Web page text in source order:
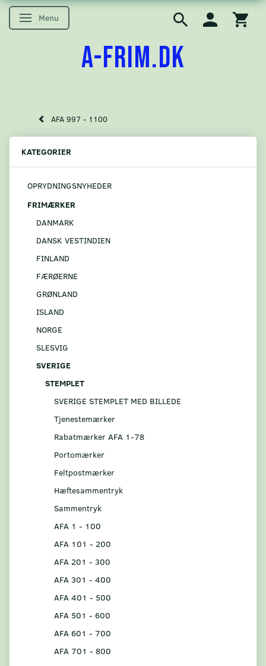
Skifte navigation
Menu
A-FRIM.DK
AFA 997 - 1100
KATEGORIER
OPRYDNINGSNYHEDER
FRIMÆRKER
DANMARK
DANSK VESTINDIEN
FINLAND
FÆRØERNE
GRØNLAND
ISLAND
NORGE
SLESVIG
SVERIGE
STEMPLET
SVERIGE STEMPLET MED BILLEDE
Tjenestemærker
Rabatmærker AFA 1-78
Portomærker
Feltpostmærker
Hæftesammentryk
Sammentryk
AFA 1 - 100
AFA 101 - 200
AFA 201 - 300
AFA 301 - 400
AFA 401 - 500
AFA 501 - 600
AFA 601 - 700
AFA 701 - 800